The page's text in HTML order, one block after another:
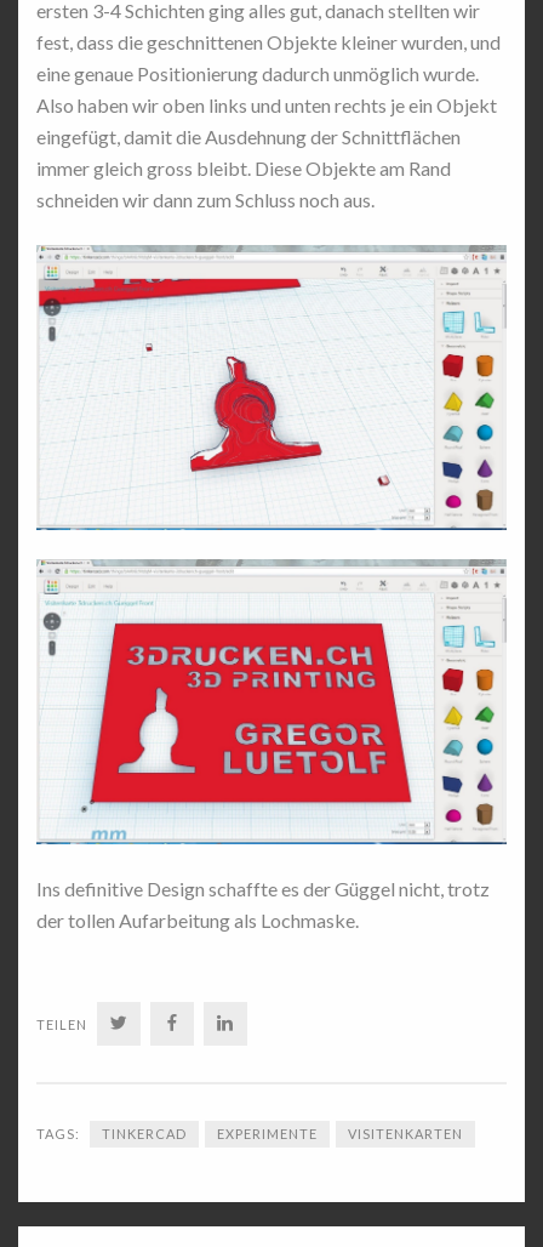
ersten 3-4 Schichten ging alles gut, danach stellten wir
fest, dass die geschnittenen Objekte kleiner wurden, und
eine genaue Positionierung dadurch unmöglich wurde.
Also haben wir oben links und unten rechts je ein Objekt
eingefügt, damit die Ausdehnung der Schnittflächen
immer gleich gross bleibt. Diese Objekte am Rand
schneiden wir dann zum Schluss noch aus.
Ins definitive Design schaffte es der Güggel nicht, trotz
der tollen Aufarbeitung als Lochmaske.
TEILEN TWITTERFACEBOOK
TAGS: TINKERCAD EXPERIMENTE VISITENKARTEN